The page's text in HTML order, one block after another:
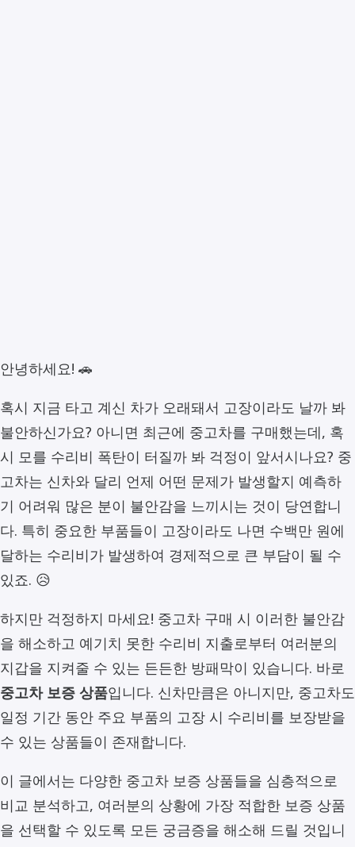
안녕하세요! 🚗
혹시 지금 타고 계신 차가 오래돼서 고장이라도 날까 봐
불안하신가요? 아니면 최근에 중고차를 구매했는데, 혹
시 모를 수리비 폭탄이 터질까 봐 걱정이 앞서시나요? 중
고차는 신차와 달리 언제 어떤 문제가 발생할지 예측하
기 어려워 많은 분이 불안감을 느끼시는 것이 당연합니
다. 특히 중요한 부품들이 고장이라도 나면 수백만 원에
달하는 수리비가 발생하여 경제적으로 큰 부담이 될 수
있죠. 😥
하지만 걱정하지 마세요! 중고차 구매 시 이러한 불안감
을 해소하고 예기치 못한 수리비 지출로부터 여러분의
지갑을 지켜줄 수 있는 든든한 방패막이 있습니다. 바로
중고차 보증 상품입니다. 신차만큼은 아니지만, 중고차도
일정 기간 동안 주요 부품의 고장 시 수리비를 보장받을
수 있는 상품들이 존재합니다.
이 글에서는 다양한 중고차 보증 상품들을 심층적으로
비교 분석하고, 여러분의 상황에 가장 적합한 보증 상품
을 선택할 수 있도록 모든 궁금증을 해소해 드릴 것입니